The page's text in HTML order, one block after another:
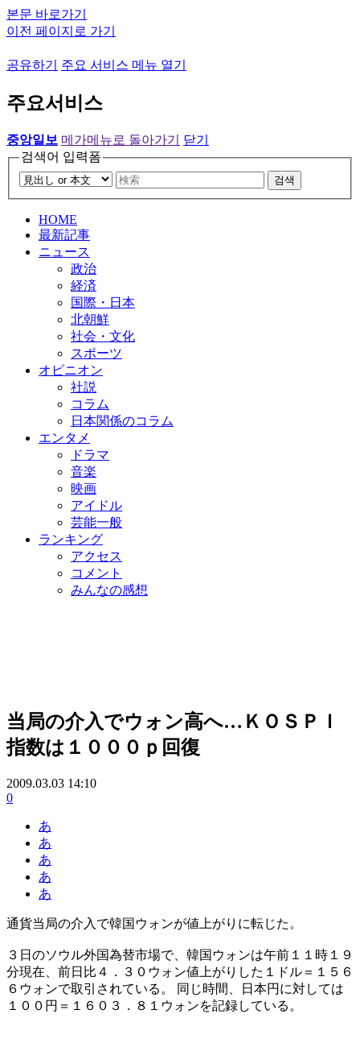
본문 바로가기
이전 페이지로 가기
공유하기 주요 서비스 메뉴 열기
주요서비스
중앙일보 메가메뉴로 돌아가기
닫기
검색어 입력폼
검색
HOME
最新記事
ニュース
政治
経済
国際・日本
北朝鮮
社会・文化
スポーツ
オピニオン
社説
コラム
日本関係のコラム
エンタメ
ドラマ
音楽
映画
アイドル
芸能一般
ランキング
アクセス
コメント
みんなの感想
当局の介入でウォン高へ…ＫＯＳＰＩ
指数は１０００ｐ回復
2009.03.03 14:10
0
あ
あ
あ
あ
あ
通貨当局の介入で韓国ウォンが値上がりに転じた。
３日のソウル外国為替市場で、韓国ウォンは午前１１時１９
分現在、前日比４．３０ウォン値上がりした１ドル＝１５６
６ウォンで取引されている。 同じ時間、日本円に対しては
１００円＝１６０３．８１ウォンを記録している。